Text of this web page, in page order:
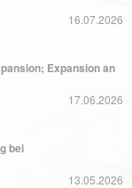
16.07.2026
Expansion an
17.06.2026
bei
13.05.2026